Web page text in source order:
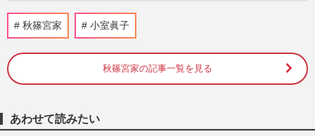
《佳子さまの歩み》姉・眞子さんの結婚を
応援した佳子さま「当人の気持ちが重要」
週刊女性2026年7月7日・14日号 2026/6/28
いだ「サステナブルドレス」で式典出席、
気品あふれる“引き算コー…
秋篠宮家 小室眞子
秋篠宮家の記事一覧を見る
あわせて読みたい